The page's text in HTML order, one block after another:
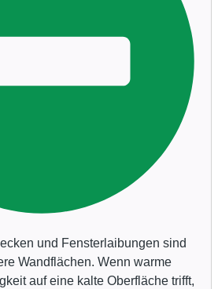
und Fensterlaibungen sind
Wandflächen. Wenn warme
auf eine kalte Oberfläche trifft,